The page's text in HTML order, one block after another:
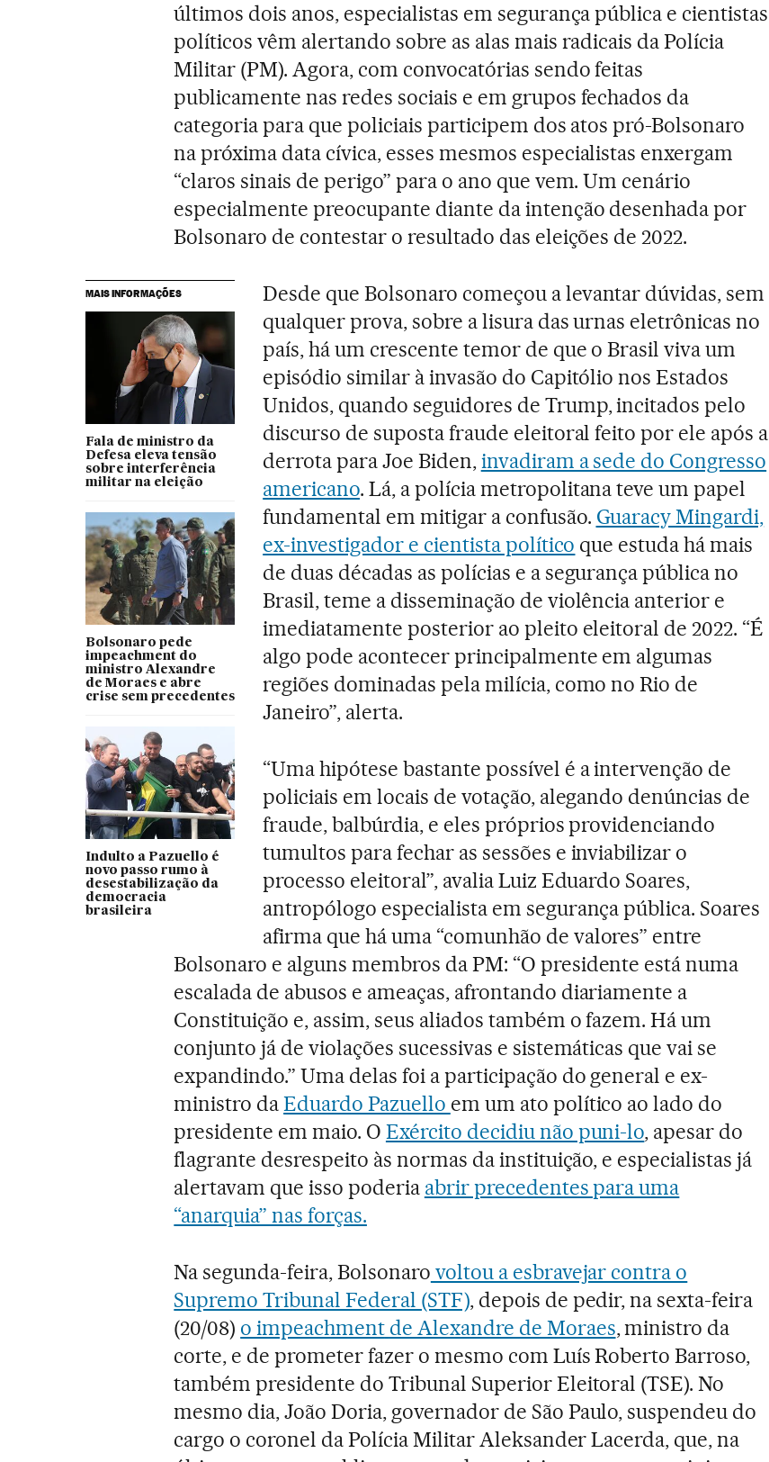
últimos dois anos, especialistas em segurança pública e cientistas
políticos vêm alertando sobre as alas mais radicais da Polícia
Militar (PM). Agora, com convocatórias sendo feitas
publicamente nas redes sociais e em grupos fechados da
categoria para que policiais participem dos atos pró-Bolsonaro
na próxima data cívica, esses mesmos especialistas enxergam
“claros sinais de perigo” para o ano que vem. Um cenário
especialmente preocupante diante da intenção desenhada por
Bolsonaro de contestar o resultado das eleições de 2022.
MAIS INFORMAÇÕES
Fala de ministro da
Defesa eleva tensão
sobre interferência
militar na eleição
Bolsonaro pede
impeachment do
ministro Alexandre
de Moraes e abre
crise sem precedentes
Indulto a Pazuello é
novo passo rumo à
desestabilização da
democracia
brasileira
Desde que Bolsonaro começou a levantar dúvidas, sem
qualquer prova, sobre a lisura das urnas eletrônicas no
país, há um crescente temor de que o Brasil viva um
episódio similar à invasão do Capitólio nos Estados
Unidos, quando seguidores de Trump, incitados pelo
discurso de suposta fraude eleitoral feito por ele após a
derrota para Joe Biden,invadiram a sede do Congresso
americano. Lá, a polícia metropolitana teve um papel
fundamental em mitigar a confusão. Guaracy Mingardi,
ex-investigador e cientista político que estuda há mais
de duas décadas as polícias e a segurança pública no
Brasil, teme a disseminação de violência anterior e
imediatamente posterior ao pleito eleitoral de 2022. “É
algo pode acontecer principalmente em algumas
regiões dominadas pela milícia, como no Rio de
Janeiro”, alerta.
“Uma hipótese bastante possível é a intervenção de
policiais em locais de votação, alegando denúncias de
fraude, balbúrdia, e eles próprios providenciando
tumultos para fechar as sessões e inviabilizar o
processo eleitoral”, avalia Luiz Eduardo Soares,
antropólogo especialista em segurança pública. Soares
afirma que há uma “comunhão de valores” entre
Bolsonaro e alguns membros da PM: “O presidente está numa
escalada de abusos e ameaças, afrontando diariamente a
Constituição e, assim, seus aliados também o fazem. Há um
conjunto já de violações sucessivas e sistemáticas que vai se
expandindo.” Uma delas foi a participação do general e ex-
ministro daEduardo Pazuello em um ato político ao lado do
presidente em maio. O Exército decidiu não puni-lo, apesar do
flagrante desrespeito às normas da instituição, e especialistas já
alertavam que isso poderia abrir precedentes para uma
“anarquia” nas forças.
Na segunda-feira, Bolsonaro voltou a esbravejar contra o
Supremo Tribunal Federal (STF), depois de pedir, na sexta-feira
(20/08) o impeachment de Alexandre de Moraes, ministro da
corte, e de prometer fazer o mesmo com Luís Roberto Barroso,
também presidente do Tribunal Superior Eleitoral (TSE). No
mesmo dia, João Doria, governador de São Paulo, suspendeu do
cargo o coronel da Polícia Militar Aleksander Lacerda, que, na